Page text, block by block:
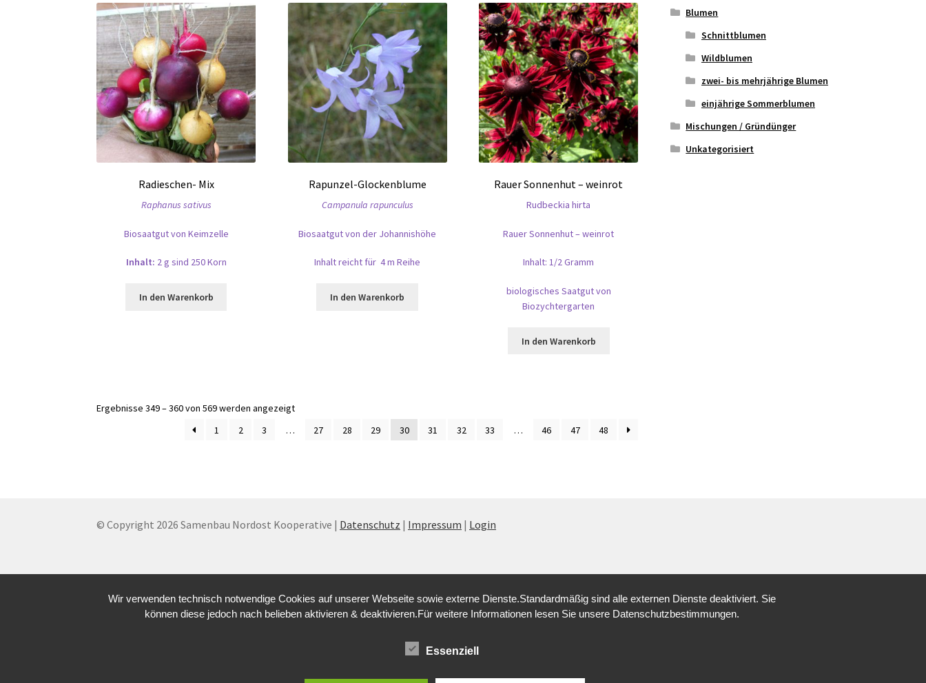
Radieschen- Mix
Raphanus sativus
Biosaatgut von Keimzelle
Inhalt: 2 g sind 250 Korn
In den Warenkorb
Rapunzel-Glockenblume
Campanula rapunculus
Biosaatgut von der Johannishöhe
Inhalt reicht für 4 m Reihe
In den Warenkorb
Rauer Sonnenhut – weinrot
Rudbeckia hirta
Rauer Sonnenhut – weinrot
Inhalt: 1/2 Gramm
biologisches Saatgut von
Biozychtergarten
In den Warenkorb
Ergebnisse 349 – 360 von 569 werden angezeigt
1
2 3 … 27 28 29 30 31 32 33 … 46 47 48
Blumen
Schnittblumen
Wildblumen
zwei- bis mehrjährige Blumen
einjährige Sommerblumen
Mischungen / Gründünger
Unkategorisiert
© Copyright 2026 Samenbau Nordost Kooperative | Datenschutz | Impressum | Login
Wir verwenden technisch notwendige Cookies auf unserer Webseite sowie externe Dienste.Standardmäßig sind alle externen Dienste deaktiviert. Sie
können diese jedoch nach belieben aktivieren & deaktivieren.Für weitere Informationen lesen Sie unsere Datenschutzbestimmungen.
Essenziell